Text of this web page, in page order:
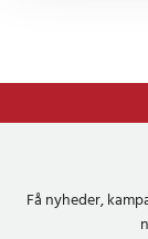
Få nyheder,